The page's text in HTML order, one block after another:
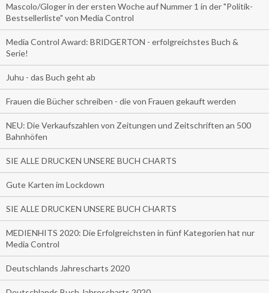
Mascolo/Gloger in der ersten Woche auf Nummer 1 in der "Politik-
Bestsellerliste" von Media Control
Media Control Award: BRIDGERTON - erfolgreichstes Buch &
Serie!
Juhu - das Buch geht ab
Frauen die Bücher schreiben - die von Frauen gekauft werden
NEU: Die Verkaufszahlen von Zeitungen und Zeitschriften an 500
Bahnhöfen
SIE ALLE DRUCKEN UNSERE BUCH CHARTS
Gute Karten im Lockdown
SIE ALLE DRUCKEN UNSERE BUCH CHARTS
MEDIENHITS 2020: Die Erfolgreichsten in fünf Kategorien hat nur
Media Control
Deutschlands Jahrescharts 2020